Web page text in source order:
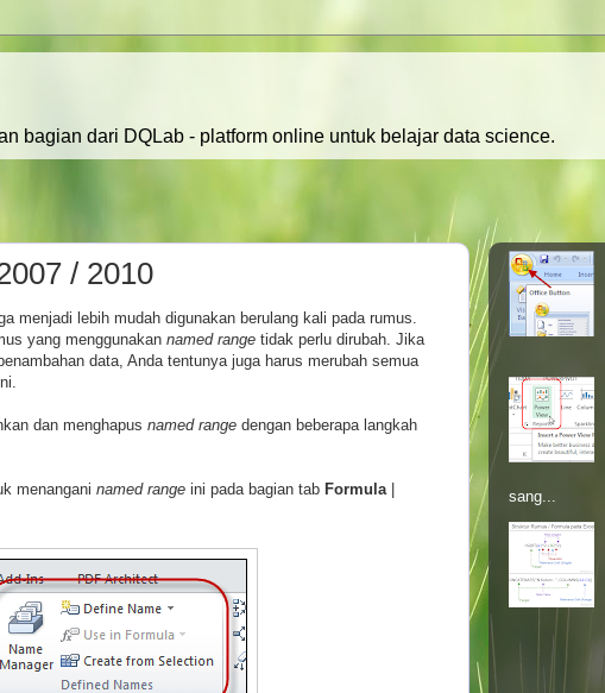
bagian dari DQLab - platform online untuk belajar data science.
/ 2010
menjadi lebih mudah digunakan berulang kali pada rumus.
yang menggunakan named range tidak perlu dirubah. Jika
data, Anda tentunya juga harus merubah semua
dan menghapus named range dengan beberapa langkah
menangani named range ini pada bagian tab Formula
sang...